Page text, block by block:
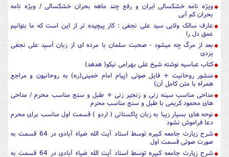
ویژه نامه خشکسالی ایران و رفع چند ماهه بحران خشکسالی / ویژه نامه
بحران کم آبی
عارف سالک ولایی سید علی نجفی : کار پیچیده تر از این است که ما بتوانیم
عمق دل را
بعد از مرگ چه میشود - صحبت سلمان با مرده ای از زبان آسید علی نجفی
یزدی
کتاب عباسیه نوشته شیخ علی بهرامی نیکو( هدهد)
منشور روحانیت + فایل صوتی (پیام امام خمینی(ره) به روحانیون و مراجع
همراه با متن کامل آن)
مداحی مناسب سینه زنی و زنجیر زنی + طبل و سنج مناسب محرم / مداحی
های محمود کریمی با طبل و سنج مناسب محرم
نوحه های بسیار زیبا به زبان پاکستانی ( اردو ) قسمت اول مناسب برای محرم
دعا فراموش نشود
شرح زیارت جامعه کبیره توسط استاد آیت الله ضیاء آبادی در 64 قسمت به
صورت صوتی قسمت اول
شرح زیارت جامعه کبیره توسط استاد آیت الله ضیاء آبادی در 64 قسمت به